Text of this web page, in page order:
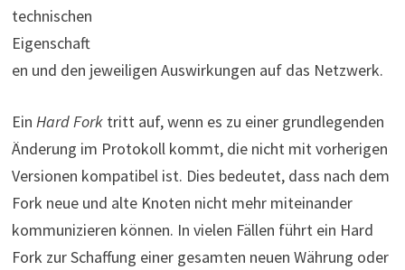
technischen
Eigenschaft
en und den jeweiligen Auswirkungen auf das Netzwerk.
Ein Hard Forktritt auf, wenn es zu einer grundlegenden
Änderung im Protokoll kommt, die nicht mit vorherigen
Versionen kompatibel ist. Dies bedeutet, dass nach dem
Fork neue und alte Knoten nicht mehr miteinander
kommunizieren können. In vielen Fällen führt ein Hard
Fork zur Schaffung einer gesamten neuen Währung oder